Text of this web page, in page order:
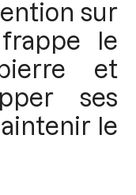
sur
le
et
ses
le